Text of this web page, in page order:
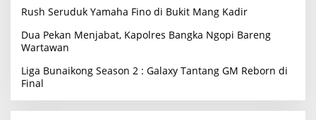
Rush Seruduk Yamaha Fino di Bukit Mang Kadir
Dua Pekan Menjabat, Kapolres Bangka Ngopi Bareng
Wartawan
Liga Bunaikong Season 2 : Galaxy Tantang GM Reborn di
Final